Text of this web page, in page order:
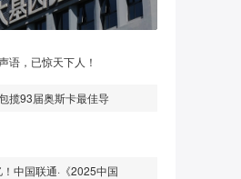
语，已惊天下人！
揽93届奥斯卡最佳导
中国联通·《2025中国